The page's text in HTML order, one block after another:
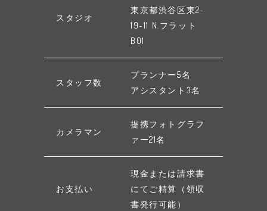
スタジオ
東京都渋谷区東2-
19-11 N.フラット
B01
スタッフ数
プランナー5名
アシスタント3名
カメラマン
提携フォトグラフ
ァー21名
お支払い
現金または請求書
にてご精算（領収
書発行可能）